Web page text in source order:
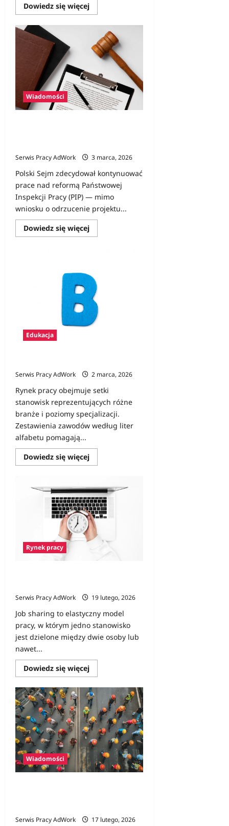
Dowiedz się więcejDowiedz
się
o
Praca
na
lotnisku
wygląda
rekrutacja?
Wiadomości
Serwis Pracy AdWork
3 marca, 2026
Polski Sejm zdecydował kontynuować
prace nad reformą Państwowej
Inspekcji Pracy (PIP) — mimo
wniosku o odrzucenie projektu...
Dowiedz się więcejDowiedz
się
Pracy
wraca
do
Sejmu
jakie
zmiany
czekają
Edukacja
Serwis Pracy AdWork
2 marca, 2026
Rynek pracy obejmuje setki
stanowisk reprezentujących różne
branże i poziomy specjalizacji.
Zestawienia zawodów według liter
alfabetu pomagają...
Dowiedz się więcejDowiedz
się
Zawody
na
B
–
lista
z
opisami
Rynek pracy
Serwis Pracy AdWork
19 lutego, 2026
Job sharing to elastyczny model
pracy, w którym jedno stanowisko
jest dzielone między dwie osoby lub
nawet...
Dowiedz się więcejDowiedz
się
o
Czym
jest
job
sharing
i
dla
kogo
to
dobre
rozwiązanie?
Wiadomości
Serwis Pracy AdWork
17 lutego, 2026